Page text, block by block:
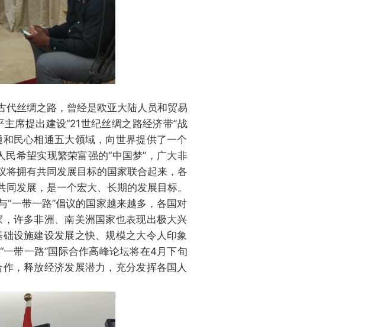
代丝绸之路，曾经是欧亚大陆人员和贸易
席提出建设“21世纪丝绸之路经济带”战
民心相通五大领域，向世界提供了一个
希望实现繁荣富强的“中国梦”，广大非
将拥有共同发展目标的国家联合起来，各
发展，是一个宏大、长期的发展目标。
“一带一路”倡议的国家越来越多，各国对
许多非洲、南美洲国家也表现出极大兴
设施建设发展之快、规模之大令人印象
带一路”国际合作高峰论坛将在4月下旬
，释放经济发展潜力，充分发挥各国人